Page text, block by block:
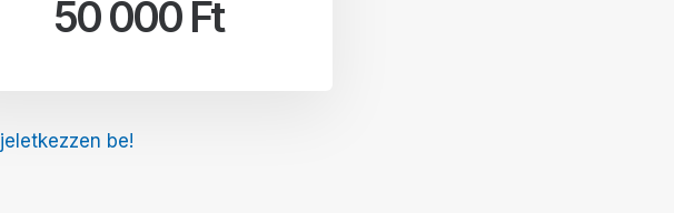
50 000 Ft
jeletkezzen be!